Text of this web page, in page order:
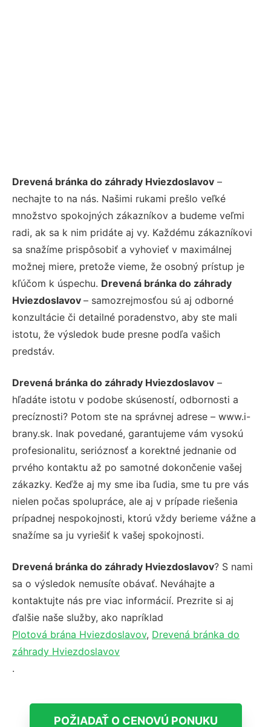
Drevená bránka do záhrady Hviezdoslavov –
nechajte to na nás. Našimi rukami prešlo veľké
množstvo spokojných zákazníkov a budeme veľmi
radi, ak sa k nim pridáte aj vy. Každému zákazníkovi
sa snažíme prispôsobiť a vyhovieť v maximálnej
možnej miere, pretože vieme, že osobný prístup je
kľúčom k úspechu. Drevená bránka do záhrady
Hviezdoslavov – samozrejmosťou sú aj odborné
konzultácie či detailné poradenstvo, aby ste mali
istotu, že výsledok bude presne podľa vašich
predstáv.
Drevená bránka do záhrady Hviezdoslavov –
hľadáte istotu v podobe skúseností, odbornosti a
precíznosti? Potom ste na správnej adrese – www.i-
brany.sk. Inak povedané, garantujeme vám vysokú
profesionalitu, serióznosť a korektné jednanie od
prvého kontaktu až po samotné dokončenie vašej
zákazky. Keďže aj my sme iba ľudia, sme tu pre vás
nielen počas spolupráce, ale aj v prípade riešenia
prípadnej nespokojnosti, ktorú vždy berieme vážne a
snažíme sa ju vyriešiť k vašej spokojnosti.
Drevená bránka do záhrady Hviezdoslavov? S nami
sa o výsledok nemusíte obávať. Neváhajte a
kontaktujte nás pre viac informácií. Prezrite si aj
ďalšie naše služby, ako napríklad
Plotová brána Hviezdoslavov, Drevená bránka do
záhrady Hviezdoslavov
.
POŽIADAŤ O CENOVÚ PONUKU